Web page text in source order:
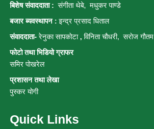
बिशेष संवाददाता : संगीता थेबे,मधुकर पाण्डे
बजार ब्यवस्थापन : इन्द्र प्रसाद धिताल
संवाददाता-रेनुका सापकोटा, विनिता चौधरी, सरोज गौतम
फोटो तथा भिडियो ग्राफर
समिर पोखरेल
प्रशासन तथा लेखा
पुस्कर योगी
Quick Links